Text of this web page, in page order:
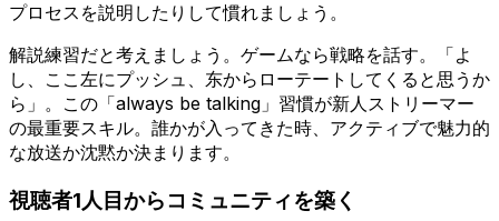
プロセスを説明したりして慣れましょう。
解説練習だと考えましょう。ゲームなら戦略を話す。「よ
し、ここ左にプッシュ、东からローテートしてくると思うか
ら」。この「always be talking」習慣が新人ストリーマー
の最重要スキル。誰かが入ってきた時、アクティブで魅力的
な放送か沈黙か決まります。
視聴者1人目からコミュニティを築く